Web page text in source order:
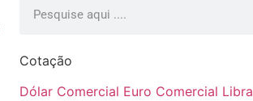
Cotação
Dólar Comercial Euro Comercial Libra